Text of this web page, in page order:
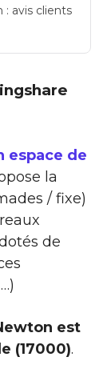
avis clients
espace de
la
/ fixe)
de
est
(17000).